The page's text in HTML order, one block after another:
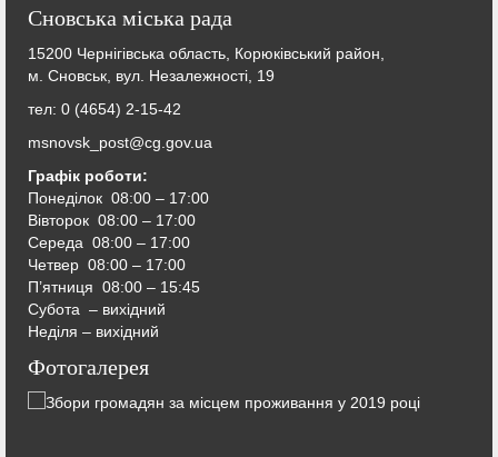
Сновська міська рада
15200 Чернігівська область, Корюківський район,
м. Сновськ, вул. Незалежності, 19
тел: 0 (4654) 2-15-42
msnovsk_post@cg.gov.ua
Графік роботи:
Понеділок 08:00 – 17:00
Вівторок 08:00 – 17:00
Середа 08:00 – 17:00
Четвер 08:00 – 17:00
П’ятниця 08:00 – 15:45
Субота – вихідний
Неділя – вихідний
Фотогалерея